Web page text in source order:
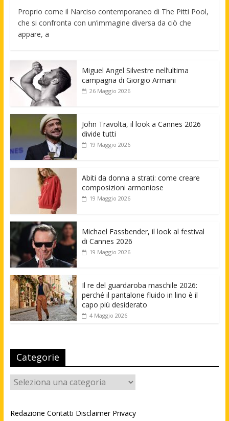
Proprio come il Narciso contemporaneo di The Pitti Pool,
che si confronta con un’immagine diversa da ciò che
appare, a
Miguel Angel Silvestre nell’ultima
campagna di Giorgio Armani
26 Maggio 2026
John Travolta, il look a Cannes 2026
divide tutti
19 Maggio 2026
Abiti da donna a strati: come creare
composizioni armoniose
19 Maggio 2026
Michael Fassbender, il look al festival
di Cannes 2026
19 Maggio 2026
Il re del guardaroba maschile 2026:
perché il pantalone fluido in lino è il
capo più desiderato
4 Maggio 2026
Categorie
Categorie
Redazione Contatti Disclaimer Privacy